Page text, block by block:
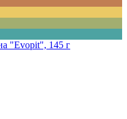
"Evopit", 145 г